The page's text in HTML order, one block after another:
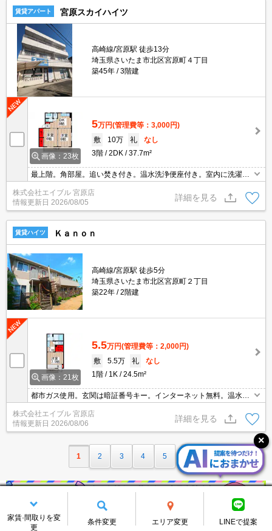
賃貸アパート 宮原スカイハイツ
高崎線/宮原駅 徒歩13分
埼玉県さいたま市北区宮原町４丁目
築45年
3階建
画像：23枚
5万円(管理費等：3,000円)
敷
10万 礼
なし
3階
2DK 37.7m²
最上階。角部屋。追い焚き付き。温水洗浄便座付き。室内に洗濯機
置場あり。買い物便利。最寄り駅まで徒歩13分！。最新の空室状況
はお気軽にお問い合わせ下さい。現地待ち合わせ、物件ご案内可
能。
株式会社エイブル 宮原店
情報更新日 2026/08/05
詳細を見る
賃貸ハイツ Ｋａｎｏｎ
高崎線/宮原駅 徒歩5分
埼玉県さいたま市北区宮原町２丁目
築22年
2階建
画像：21枚
5.5万円(管理費等：2,000円)
敷
5.5万 礼
なし
1階
1K 24.5m²
都市ガス使用。玄関は暗証番号キー。インターネット無料。温水洗
浄便座付き。照明器具付き。最寄り駅まで徒歩5分！。生活環境良
好。久しぶりに空きました。シャワー付独立洗面台。
株式会社エイブル 宮原店
情報更新日 2026/08/06
詳細を見る
1 2 3 4 5
家賃·間取りを変
更
条件変更 エリア変更 LINEで提案